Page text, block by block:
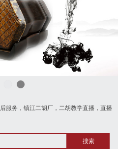
，二胡教学直播，直播选琴等服务。货到